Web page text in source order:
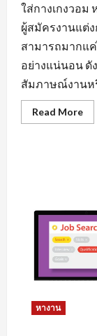
ใส่กางเกงวอม
ผู้สมัครงานแต่
สามารถมากแ
อย่างแน่นอน ดั
สัมภาษณ์งานหรื
Read More
หา
งา
นิ
อุต
อย่
หางาน